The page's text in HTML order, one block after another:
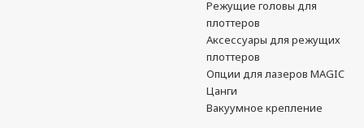
Режущие головы для
плоттеров
Аксессуары для режущих
плоттеров
Опции для лазеров MAGIC
Цанги
Вакуумное крепление